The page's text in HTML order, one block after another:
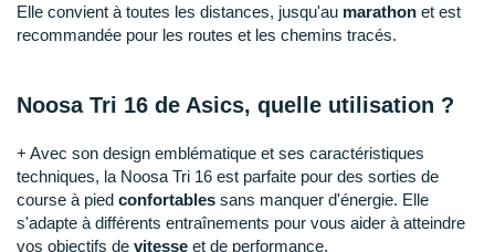
Elle convient à toutes les distances, jusqu'au marathon et est
recommandée pour les routes et les chemins tracés.
Noosa Tri 16 de Asics, quelle utilisation ?
+ Avec son design emblématique et ses caractéristiques
techniques, la Noosa Tri 16 est parfaite pour des sorties de
course à pied confortables sans manquer d'énergie. Elle
s'adapte à différents entraînements pour vous aider à atteindre
vos objectifs de vitesse et de performance.
Raidlight
Saucony
Saxx